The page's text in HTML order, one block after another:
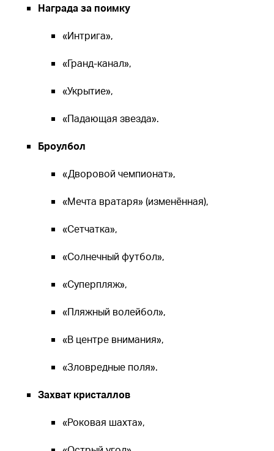
Награда за поимку
«Интрига»,
«Гранд-канал»,
«Укрытие»,
«Падающая звезда».
Броулбол
«Дворовой чемпионат»,
«Мечта вратаря» (изменённая),
«Сетчатка»,
«Солнечный футбол»,
«Суперпляж»,
«Пляжный волейбол»,
«В центре внимания»,
«Зловредные поля».
Захват кристаллов
«Роковая шахта»,